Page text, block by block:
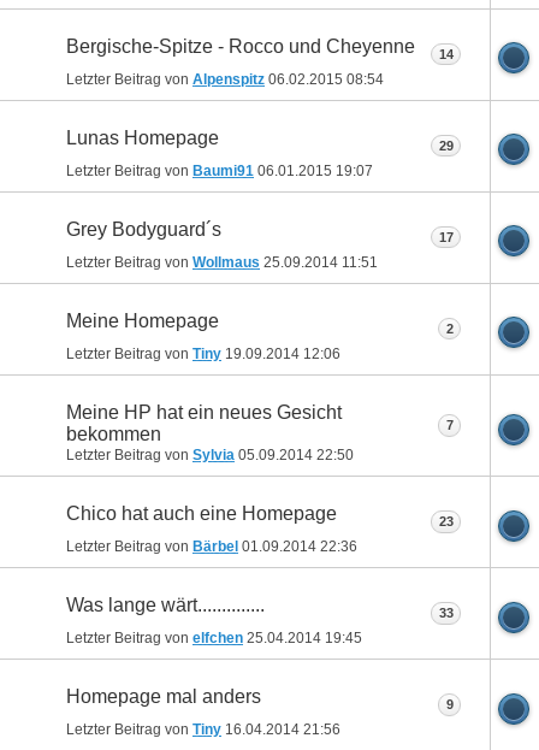
Bergische-Spitze - Rocco und Cheyenne
Letzter Beitrag von Alpenspitz 06.02.2015 08:54
14
Lunas Homepage
Letzter Beitrag von Baumi91 06.01.2015 19:07
29
Grey Bodyguard´s
Letzter Beitrag von Wollmaus 25.09.2014 11:51
17
Meine Homepage
Letzter Beitrag von Tiny 19.09.2014 12:06
2
Meine HP hat ein neues Gesicht
bekommen
Letzter Beitrag von Sylvia 05.09.2014 22:50
7
Chico hat auch eine Homepage
Letzter Beitrag von Bärbel 01.09.2014 22:36
23
Was lange wärt..............
Letzter Beitrag von elfchen 25.04.2014 19:45
33
Homepage mal anders
Letzter Beitrag von Tiny 16.04.2014 21:56
9